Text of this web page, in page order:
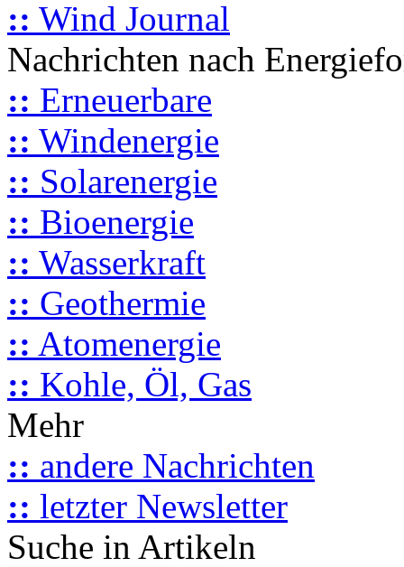
:: Wind Journal
Nachrichten nach
:: Erneuerbare
:: Windenergie
:: Solarenergie
:: Bioenergie
:: Wasserkraft
:: Geothermie
:: Atomenergie
:: Kohle, Öl, Gas
Mehr
:: andere Nachrichten
:: letzter Newsletter
Suche in Artikeln